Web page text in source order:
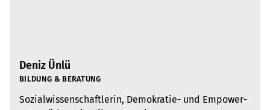
Deniz Ünlü
BIL­DUNG & BERA­TUNG
Sozi­al­wis­sen­schaft­le­rin, Demo­kra­tie- und Empower­